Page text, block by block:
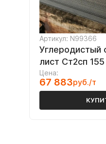
Артикул: N99366
Углеродистый
лист Ст2сп
Цена:
67 883руб./т